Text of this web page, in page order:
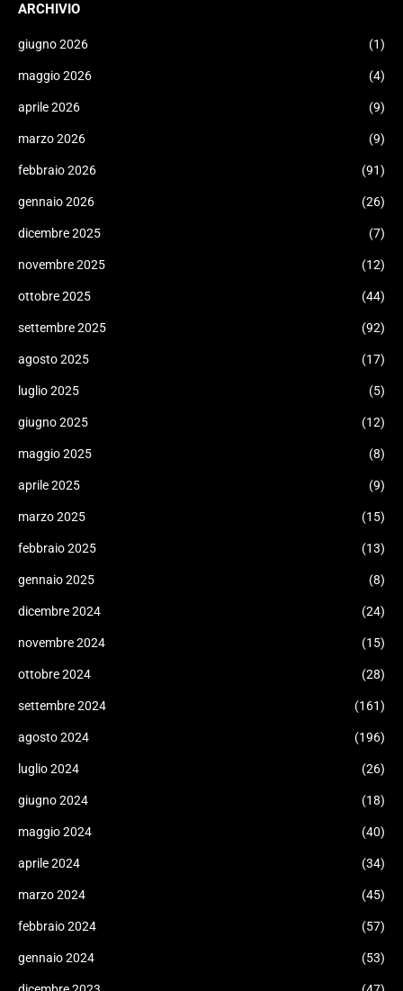
ARCHIVIO
giugno 2026 (1)
maggio 2026 (4)
aprile 2026 (9)
marzo 2026 (9)
febbraio 2026 (91)
gennaio 2026 (26)
dicembre 2025 (7)
novembre 2025 (12)
ottobre 2025 (44)
settembre 2025 (92)
agosto 2025 (17)
luglio 2025 (5)
giugno 2025 (12)
maggio 2025 (8)
aprile 2025 (9)
marzo 2025 (15)
febbraio 2025 (13)
gennaio 2025 (8)
dicembre 2024 (24)
novembre 2024 (15)
ottobre 2024 (28)
settembre 2024 (161)
agosto 2024 (196)
luglio 2024 (26)
giugno 2024 (18)
maggio 2024 (40)
aprile 2024 (34)
marzo 2024 (45)
febbraio 2024 (57)
gennaio 2024 (53)